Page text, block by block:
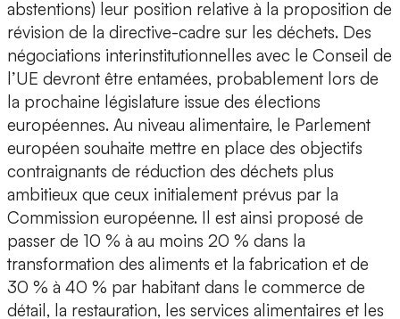
abstentions) leur position relative à la proposition de
révision de la directive-cadre sur les déchets. Des
négociations interinstitutionnelles avec le Conseil de
l’UE devront être entamées, probablement lors de
la prochaine législature issue des élections
européennes. Au niveau alimentaire, le Parlement
européen souhaite mettre en place des objectifs
contraignants de réduction des déchets plus
ambitieux que ceux initialement prévus par la
Commission européenne. Il est ainsi proposé de
passer de 10 % à au moins 20 % dans la
transformation des aliments et la fabrication et de
30 % à 40 % par habitant dans le commerce de
détail, la restauration, les services alimentaires et les